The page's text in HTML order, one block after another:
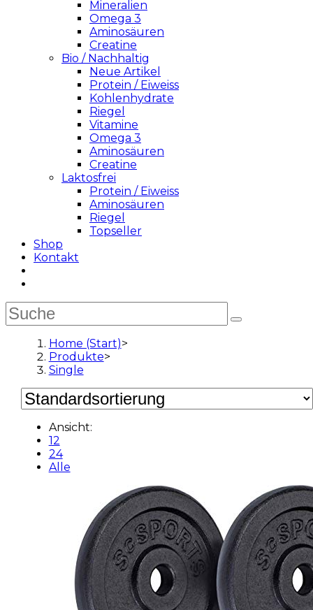
Mineralien
Omega 3
Aminosäuren
Creatine
Bio / Nachhaltig
Neue Artikel
Protein / Eiweiss
Kohlenhydrate
Riegel
Vitamine
Omega 3
Aminosäuren
Creatine
Laktosfrei
Protein / Eiweiss
Aminosäuren
Riegel
Topseller
Shop
Kontakt
Home (Start)>
Produkte>
Single
Ansicht:
12
24
Alle